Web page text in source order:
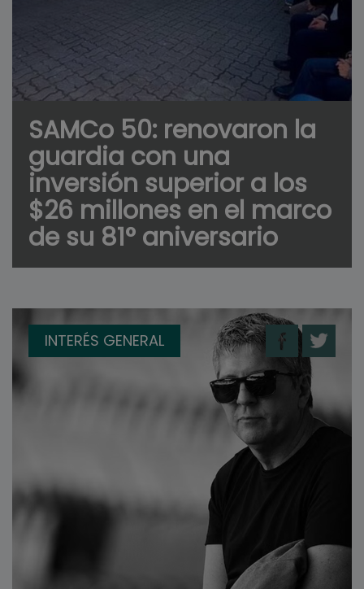
SAMCo 50: renovaron la
guardia con una
inversión superior a los
$26 millones en el marco
de su 81° aniversario
INTERÉS GENERAL